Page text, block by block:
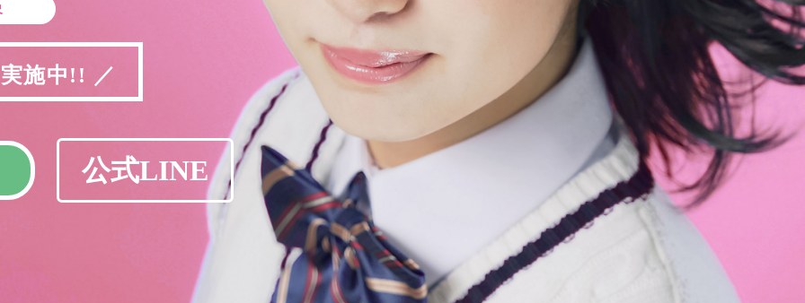
施中!! ／
公式LINE